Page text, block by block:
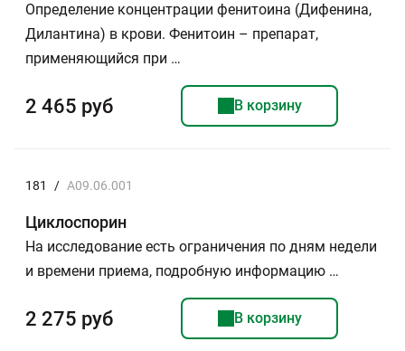
Определение концентрации фенитоина (Дифенина,
Дилантина) в крови. Фенитоин – препарат,
применяющийся при …
2 465 руб В корзину
181 / A09.06.001
Циклоспорин
На исследование есть ограничения по дням недели
и времени приема, подробную информацию …
2 275 руб В корзину